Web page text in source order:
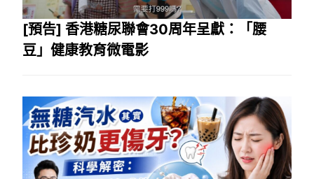
[預告] 香港糖尿聯會30周年呈獻：「腰
豆」健康教育微電影